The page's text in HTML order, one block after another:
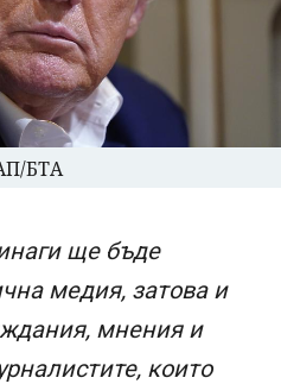
БТА
ще бъде
медия, затова и
мнения и
които